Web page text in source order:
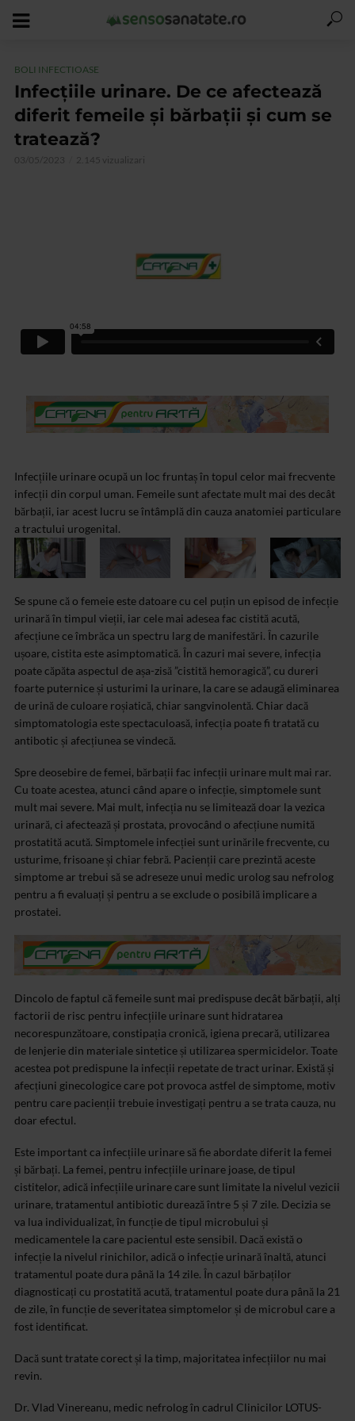
BOLI INFECTIOASE
Infecțiile urinare. De ce afectează
diferit femeile și bărbații și cum se
tratează?
03/05/2023 2.145 vizualizari
Infecțiile urinare ocupă un loc fruntaș în topul celor mai frecvente
infecții din corpul uman. Femeile sunt afectate mult mai des decât
bărbații, iar acest lucru se întâmplă din cauza anatomiei particulare
a tractului urogenital.
Se spune că o femeie este datoare cu cel puțin un episod de infecție
urinară în timpul vieții, iar cele mai adesea fac cistită acută,
afecțiune ce îmbrăca un spectru larg de manifestări. În cazurile
ușoare, cistita este asimptomatică. În cazuri mai severe, infecția
poate căpăta aspectul de așa-zisă ”cistită hemoragică”, cu dureri
foarte puternice și usturimi la urinare, la care se adaugă eliminarea
de urină de culoare roșiatică, chiar sangvinolentă. Chiar dacă
simptomatologia este spectaculoasă, infecția poate fi tratată cu
antibotic și afecțiunea se vindecă.
Spre deosebire de femei, bărbații fac infecții urinare mult mai rar.
Cu toate acestea, atunci când apare o infecție, simptomele sunt
mult mai severe. Mai mult, infecția nu se limitează doar la vezica
urinară, ci afectează și prostata, provocând o afecțiune numită
prostatită acută. Simptomele infecției sunt urinările frecvente, cu
usturime, frisoane și chiar febră. Pacienții care prezintă aceste
simptome ar trebui să se adreseze unui medic urolog sau nefrolog
pentru a fi evaluați și pentru a se exclude o posibilă implicare a
prostatei.
Dincolo de faptul că femeile sunt mai predispuse decât bărbații, alți
factorii de risc pentru infecțiile urinare sunt hidratarea
necorespunzătoare, constipația cronică, igiena precară, utilizarea
de lenjerie din materiale sintetice și utilizarea spermicidelor. Toate
acestea pot predispune la infecții repetate de tract urinar. Există și
afecțiuni ginecologice care pot provoca astfel de simptome, motiv
pentru care pacienții trebuie investigați pentru a se trata cauza, nu
doar efectul.
Este important ca infecțiile urinare să fie abordate diferit la femei
și bărbați. La femei, pentru infecțiile urinare joase, de tipul
cistitelor, adică infecțiile urinare care sunt limitate la nivelul vezicii
urinare, tratamentul antibiotic durează între 5 și 7 zile. Decizia se
va lua individualizat, în funcție de tipul microbului și
medicamentele la care pacientul este sensibil. Dacă există o
infecție la nivelul rinichilor, adică o infecție urinară înaltă, atunci
tratamentul poate dura până la 14 zile. În cazul bărbaților
diagnosticați cu prostatită acută, tratamentul poate dura până la 21
de zile, în funcție de severitatea simptomelor și de microbul care a
fost identificat.
Dacă sunt tratate corect și la timp, majoritatea infecțiilor nu mai
revin.
Dr. Vlad Vinereanu, medic nefrolog în cadrul Clinicilor LOTUS-